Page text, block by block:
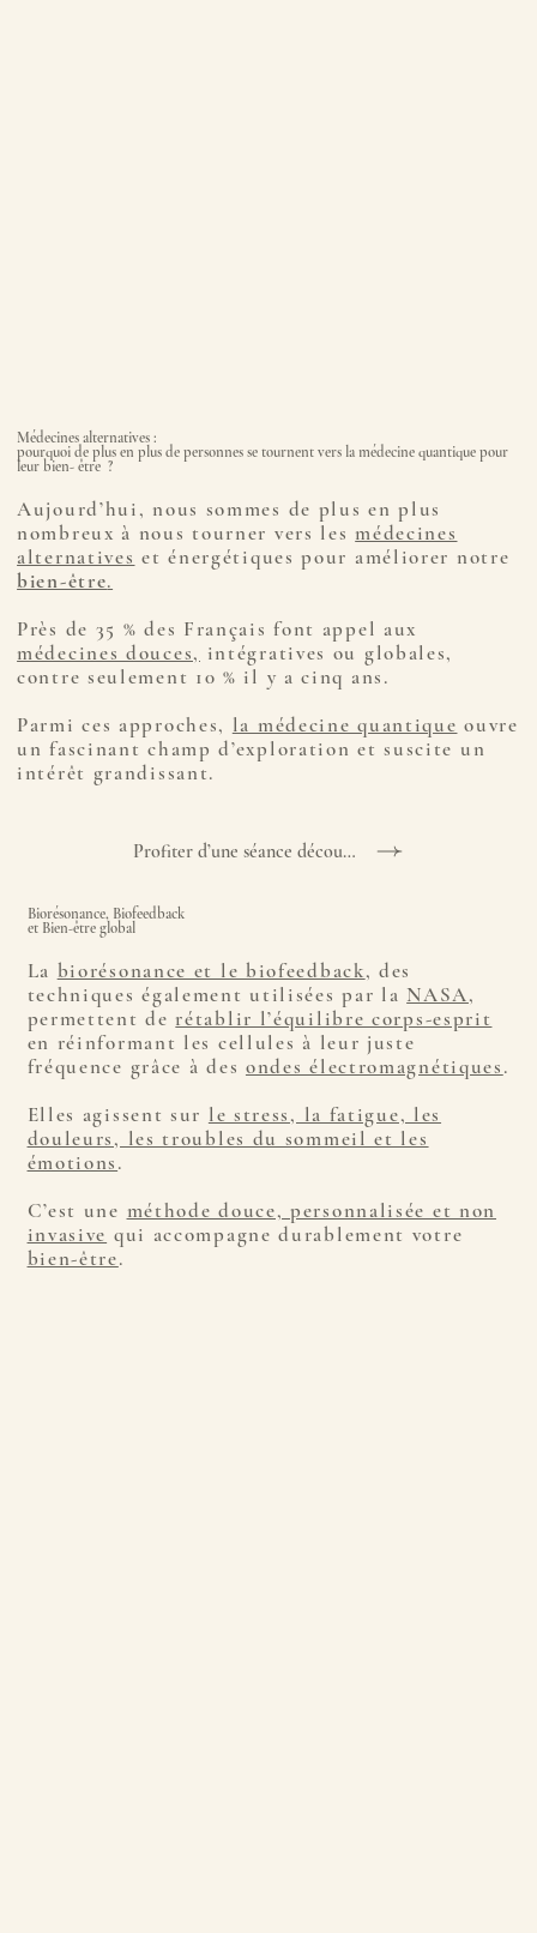
Biorésonance, Biofeedback
et Bien-être global
La biorésonance et le biofeedback, des
techniques également utilisées par la NASA,
permettent de rétablir l’équilibre corps-esprit
en réinformant les cellules à leur juste
fréquence grâce à des ondes électromagnétiques.
Elles agissent sur le stress, la fatigue, les
douleurs, les troubles du sommeil et les
émotions.
C’est une méthode douce, personnalisée et non
invasive qui accompagne durablement votre
bien-être.
Médecines alternatives :
pourquoi de plus en plus de personnes se tournent vers la médecine quantique pour
leur bien- être ?
Aujourd’hui, nous sommes de plus en plus
nombreux à nous tourner vers lesmédecines
alternatives et énergétiques pour améliorer notre
bien-être.
Près de 35 % des Français font appel aux
médecines douces, intégratives ou globales,
contre seulement 10 % il y a cinq ans.
Parmi ces approches, la médecine quantique ouvre
un fascinant champ d’exploration et suscite un
intérêt grandissant.
Profiter d’une séance découverte offerte en visio